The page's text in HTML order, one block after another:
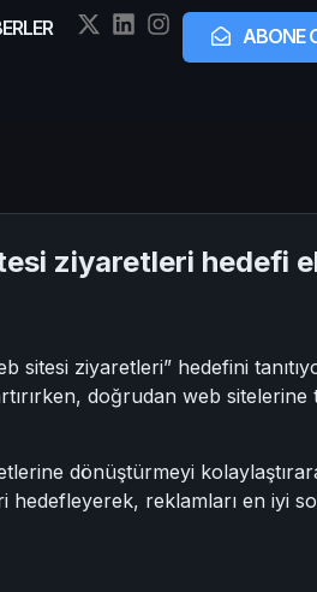
ABONE
ziyaretleri hedefi
sitesi ziyaretleri” hedefini
doğrudan web
dönüştürmeyi
hedefleyerek, reklamları en iyi